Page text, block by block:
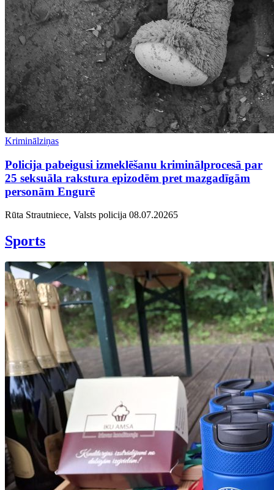
Kriminālziņas
Policija pabeigusi izmeklēšanu kriminālprocesā par
25 seksuāla rakstura epizodēm pret mazgadīgām
personām Engurē
Rūta Strautniece, Valsts policija 08.07.20265
Sports